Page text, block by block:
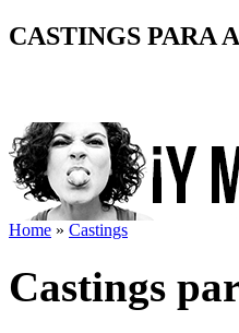
CASTINGS PARA
Home » Castings
Castings